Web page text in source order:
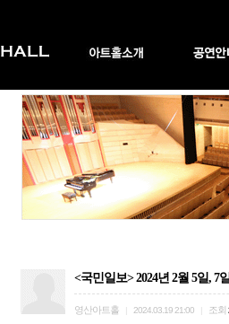
<국민일보> 2024년 2월 5일,
영산아트홀 2024.03.19 21:00 조회